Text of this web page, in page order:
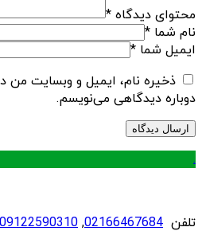
محتوای دیدگاه *
نام شما *
ایمیل شما *
ذخیره نام، ایمیل و وبسایت من
دوباره دیدگاهی می‌نویسم.
.
تلفن 02166467684
,
09122590310